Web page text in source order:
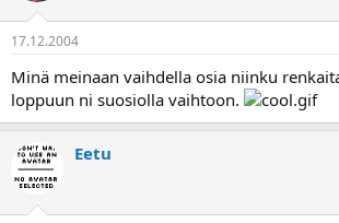
17.12.2004
Minä meinaan vaihdella osia niinku
loppuun ni suosiolla vaihtoon.
Eetu